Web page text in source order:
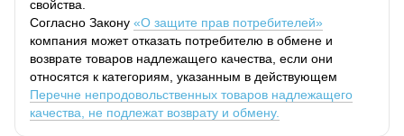
свойства.
Согласно Закону «О защите прав потребителей»
компания может отказать потребителю в обмене и
возврате товаров надлежащего качества, если они
относятся к категориям, указанным в действующем
Перечне непродовольственных товаров надлежащего
качества, не подлежат возврату и обмену.